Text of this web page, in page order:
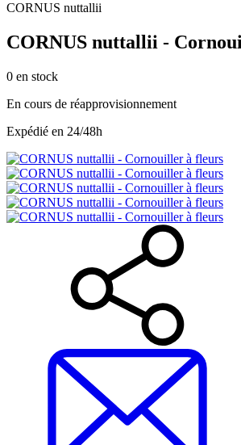
CORNUS nuttallii
CORNUS nuttallii -
0 en stock
En cours de réapprovisionnement
Expédié en 24/48h